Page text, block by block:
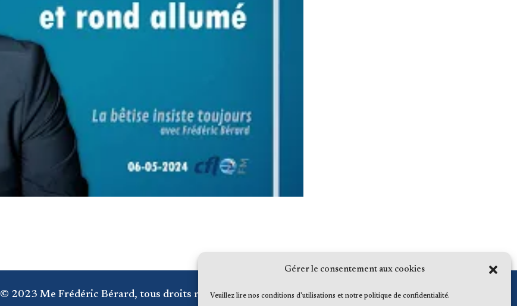
Gérer le consentement aux cookies
Veuillez lire nos conditions d'utilisations et notre politique de confidentialité.
© 2023 Me Frédéric Bérard, tous droits réservés